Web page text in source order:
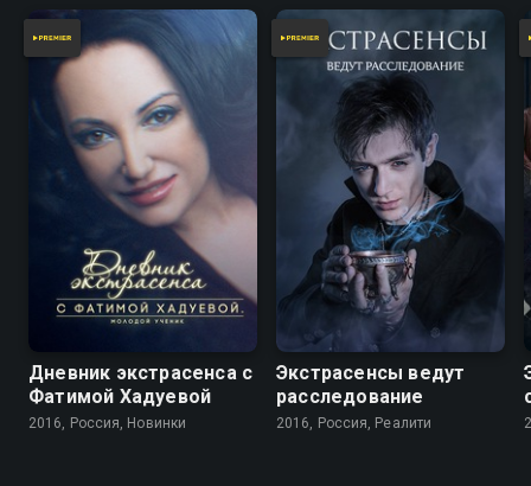
Дневник экстрасенса с
Фатимой Хадуевой
2016, Россия, Новинки
Экстрасенсы ведут
расследование
2016, Россия, Реалити